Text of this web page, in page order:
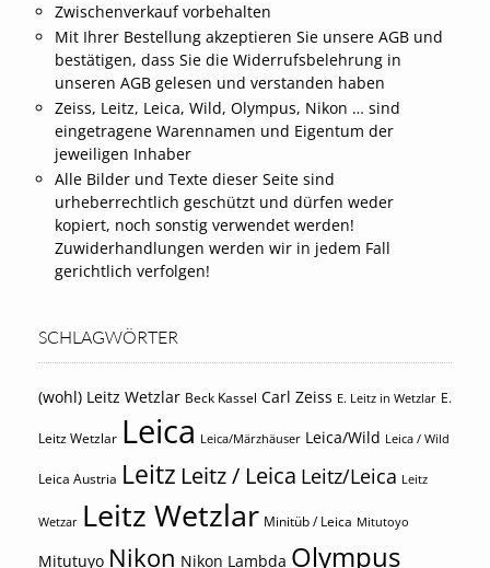
Zwischenverkauf vorbehalten
Mit Ihrer Bestellung akzeptieren Sie unsere AGB und
bestätigen, dass Sie die Widerrufsbelehrung in
unseren AGB gelesen und verstanden haben
Zeiss, Leitz, Leica, Wild, Olympus, Nikon … sind
eingetragene Warennamen und Eigentum der
jeweiligen Inhaber
Alle Bilder und Texte dieser Seite sind
urheberrechtlich geschützt und dürfen weder
kopiert, noch sonstig verwendet werden!
Zuwiderhandlungen werden wir in jedem Fall
gerichtlich verfolgen!
SCHLAGWÖRTER
(wohl) Leitz Wetzlar Beck Kassel Carl Zeiss E. Leitz in Wetzlar E.
Leitz Wetzlar Leica Leica/Märzhäuser Leica/Wild Leica / Wild
Leica Austria Leitz Leitz / Leica Leitz/Leica Leitz
Wetzar Leitz Wetzlar Minitüb / Leica Mitutoyo
Mitutuyo Nikon Nikon Lambda Olympus